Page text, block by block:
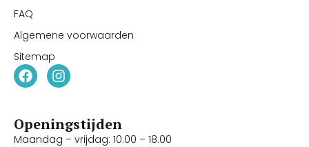
FAQ
Algemene voorwaarden
Sitemap
Openingstijden
Maandag – vrijdag: 10.00 – 18.00